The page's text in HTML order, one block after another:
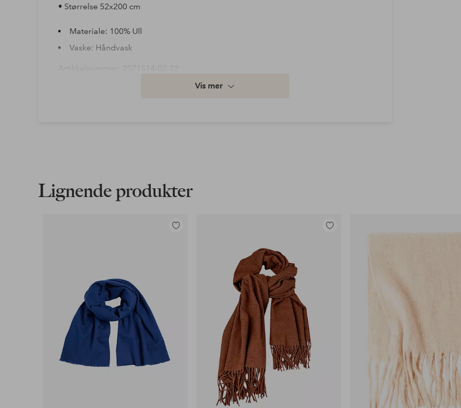
• Størrelse 52x200 cm
Materiale: 100% Ull
Vaske: Håndvask
Artikkelnummer: 2071514-02-22
Våre mest fordelaktige betalingsmåter
Vis mer
Lignende produkter
Legg
Legg